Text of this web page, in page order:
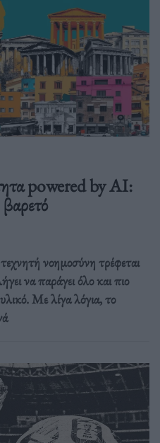
powered by AI:
νοημοσύνη τρέφεται
να παράγει όλο και πιο
Με λίγα λόγια, το